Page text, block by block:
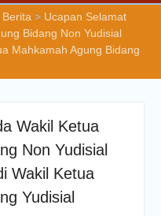
PTSP Hari
2026
Berita > Ucapan Selamat
Bidang Non Yudisial
Mahkamah Agung Bidang
Wakil Ketua
Non Yudisial
Wakil Ketua
Yudisial